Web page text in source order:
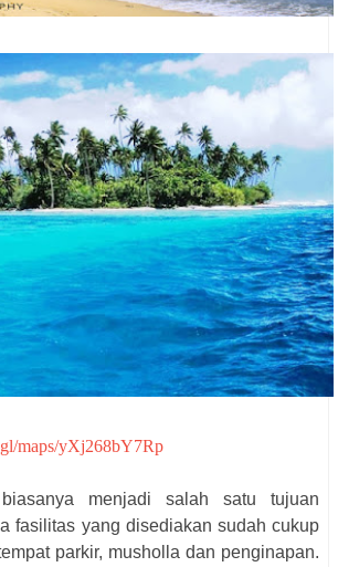
maps/yXj268bY7Rp
menjadi salah satu tujuan
fasilitas yang disediakan sudah cukup
parkir, musholla dan penginapan.